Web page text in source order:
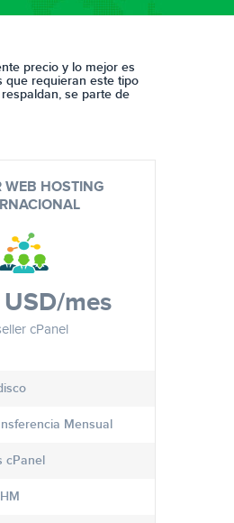
precio y lo mejor es
que requieran este tipo
se parte de
WEB HOSTING
/mes
cPanel
Mensual
cPanel